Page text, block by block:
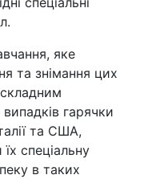
яке
та знімання цих
гарячки
та США,
спеціальну
в таких